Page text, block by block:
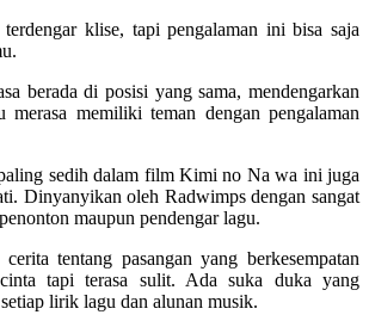
klise, tapi pengalaman ini bisa saja
berada di posisi yang sama, mendengarkan
merasa memiliki teman dengan pengalaman
sedih dalam film Kimi no Na wa ini juga
Dinyanyikan oleh Radwimps dengan sangat
maupun pendengar lagu.
tentang pasangan yang berkesempatan
tapi terasa sulit. Ada suka duka yang
lirik lagu dan alunan musik.